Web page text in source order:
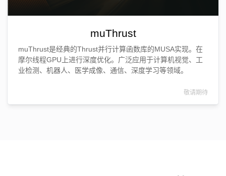
muThrust
muThrust是经典的Thrust并行计算函数库的MUSA实现。在
摩尔线程GPU上进行深度优化。广泛应用于计算机视觉、工
业检测、机器人、医学成像、通信、深度学习等领域。
敬请期待